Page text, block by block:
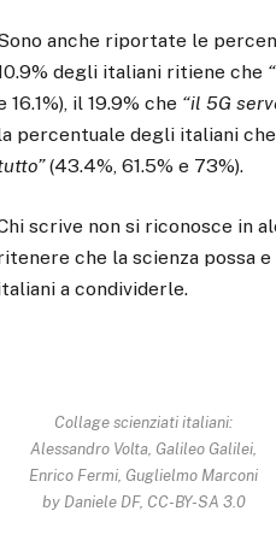
anche riportate le
degli italiani ritiene che
16.1%), il 19.9% che “il 5G
percentuale degli italiani
(43.4%, 61.5% e 73%).
scrive non si riconosce in
che la scienza possa
a condividerle.
Collage scienziati italiani:
Alessandro Volta, Galileo Galilei,
Enrico Fermi, Guglielmo Marconi
by Daniele DF, CC-BY-SA 3.0